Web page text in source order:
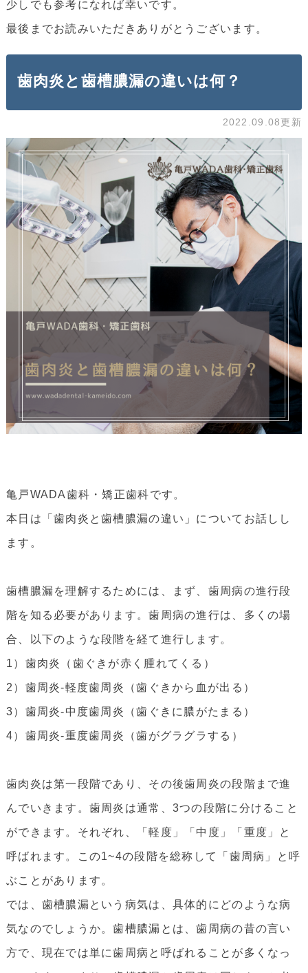
少しでも参考になれば幸いです。
最後までお読みいただきありがとうございます。
歯肉炎と歯槽膿漏の違いは何？
2022.09.08更新
亀戸WADA歯科・矯正歯科です。
本日は「歯肉炎と歯槽膿漏の違い」についてお話しし
ます。
歯槽膿漏を理解するためには、まず、歯周病の進行段
階を知る必要があります。歯周病の進行は、多くの場
合、以下のような段階を経て進行します。
1）歯肉炎（歯ぐきが赤く腫れてくる）
2）歯周炎-軽度歯周炎（歯ぐきから血が出る）
3）歯周炎-中度歯周炎（歯ぐきに膿がたまる）
4）歯周炎-重度歯周炎（歯がグラグラする）
歯肉炎は第一段階であり、その後歯周炎の段階まで進
んでいきます。歯周炎は通常、3つの段階に分けること
ができます。それぞれ、「軽度」「中度」「重度」と
呼ばれます。この1~4の段階を総称して「歯周病」と呼
ぶことがあります。
では、歯槽膿漏という病気は、具体的にどのような病
気なのでしょうか。歯槽膿漏とは、歯周病の昔の言い
方で、現在では単に歯周病と呼ばれることが多くなっ